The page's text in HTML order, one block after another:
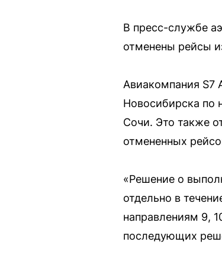
В пресс-службе
отменены рейсы
Авиакомпания S7
Новосибирска по
Сочи. Это также
отмененных
«Решение о
отдельно в
направлениям 9,
последующих